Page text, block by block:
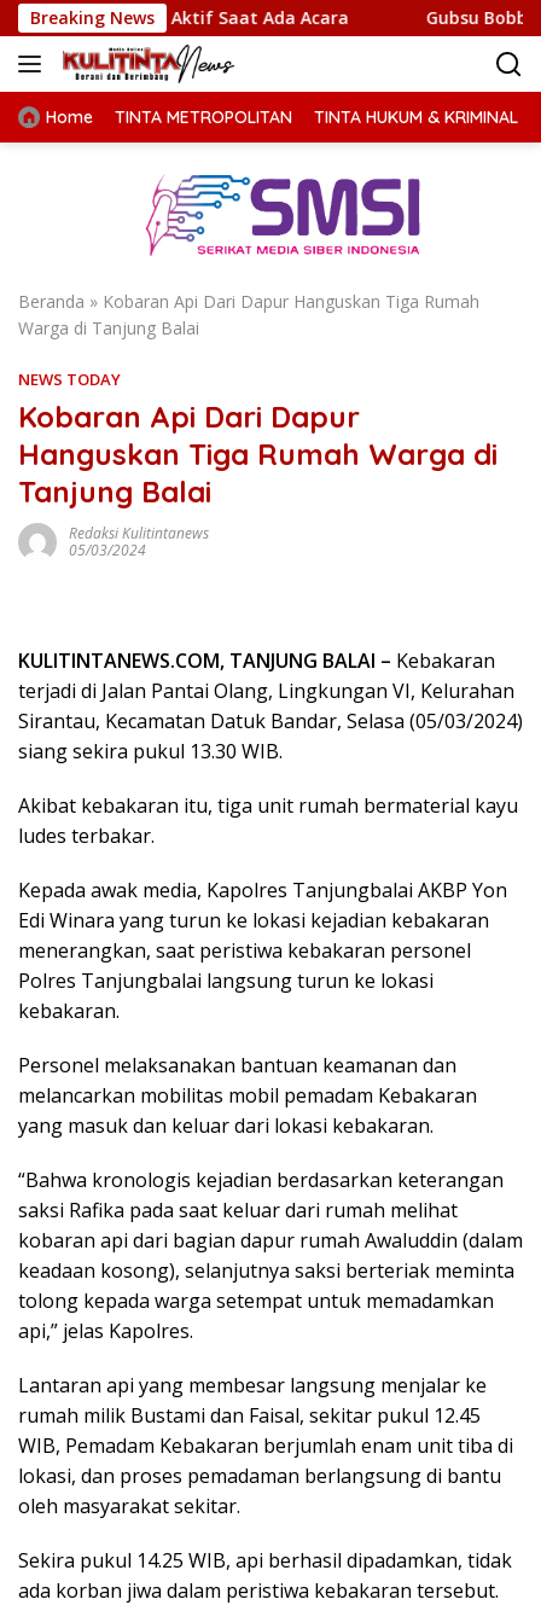
Langsung
ke
konten
Breaking News
Aktif Saat Ada Acara Gubsu Bobby Prioritaskan
Home TINTA METROPOLITAN TINTA HUKUM & KRIMINAL
Beranda » Kobaran Api Dari Dapur Hanguskan Tiga Rumah
Warga di Tanjung Balai
NEWS TODAY
Kobaran Api Dari Dapur
Hanguskan Tiga Rumah Warga di
Tanjung Balai
Redaksi Kulitintanews
05/03/2024
KULITINTANEWS.COM, TANJUNG BALAI – Kebakaran
terjadi di Jalan Pantai Olang, Lingkungan VI, Kelurahan
Sirantau, Kecamatan Datuk Bandar, Selasa (05/03/2024)
siang sekira pukul 13.30 WIB.
Akibat kebakaran itu, tiga unit rumah bermaterial kayu
ludes terbakar.
Kepada awak media, Kapolres Tanjungbalai AKBP Yon
Edi Winara yang turun ke lokasi kejadian kebakaran
menerangkan, saat peristiwa kebakaran personel
Polres Tanjungbalai langsung turun ke lokasi
kebakaran.
Personel melaksanakan bantuan keamanan dan
melancarkan mobilitas mobil pemadam Kebakaran
yang masuk dan keluar dari lokasi kebakaran.
“Bahwa kronologis kejadian berdasarkan keterangan
saksi Rafika pada saat keluar dari rumah melihat
kobaran api dari bagian dapur rumah Awaluddin (dalam
keadaan kosong), selanjutnya saksi berteriak meminta
tolong kepada warga setempat untuk memadamkan
api,” jelas Kapolres.
Lantaran api yang membesar langsung menjalar ke
rumah milik Bustami dan Faisal, sekitar pukul 12.45
WIB, Pemadam Kebakaran berjumlah enam unit tiba di
lokasi, dan proses pemadaman berlangsung di bantu
oleh masyarakat sekitar.
Sekira pukul 14.25 WIB, api berhasil dipadamkan, tidak
ada korban jiwa dalam peristiwa kebakaran tersebut.